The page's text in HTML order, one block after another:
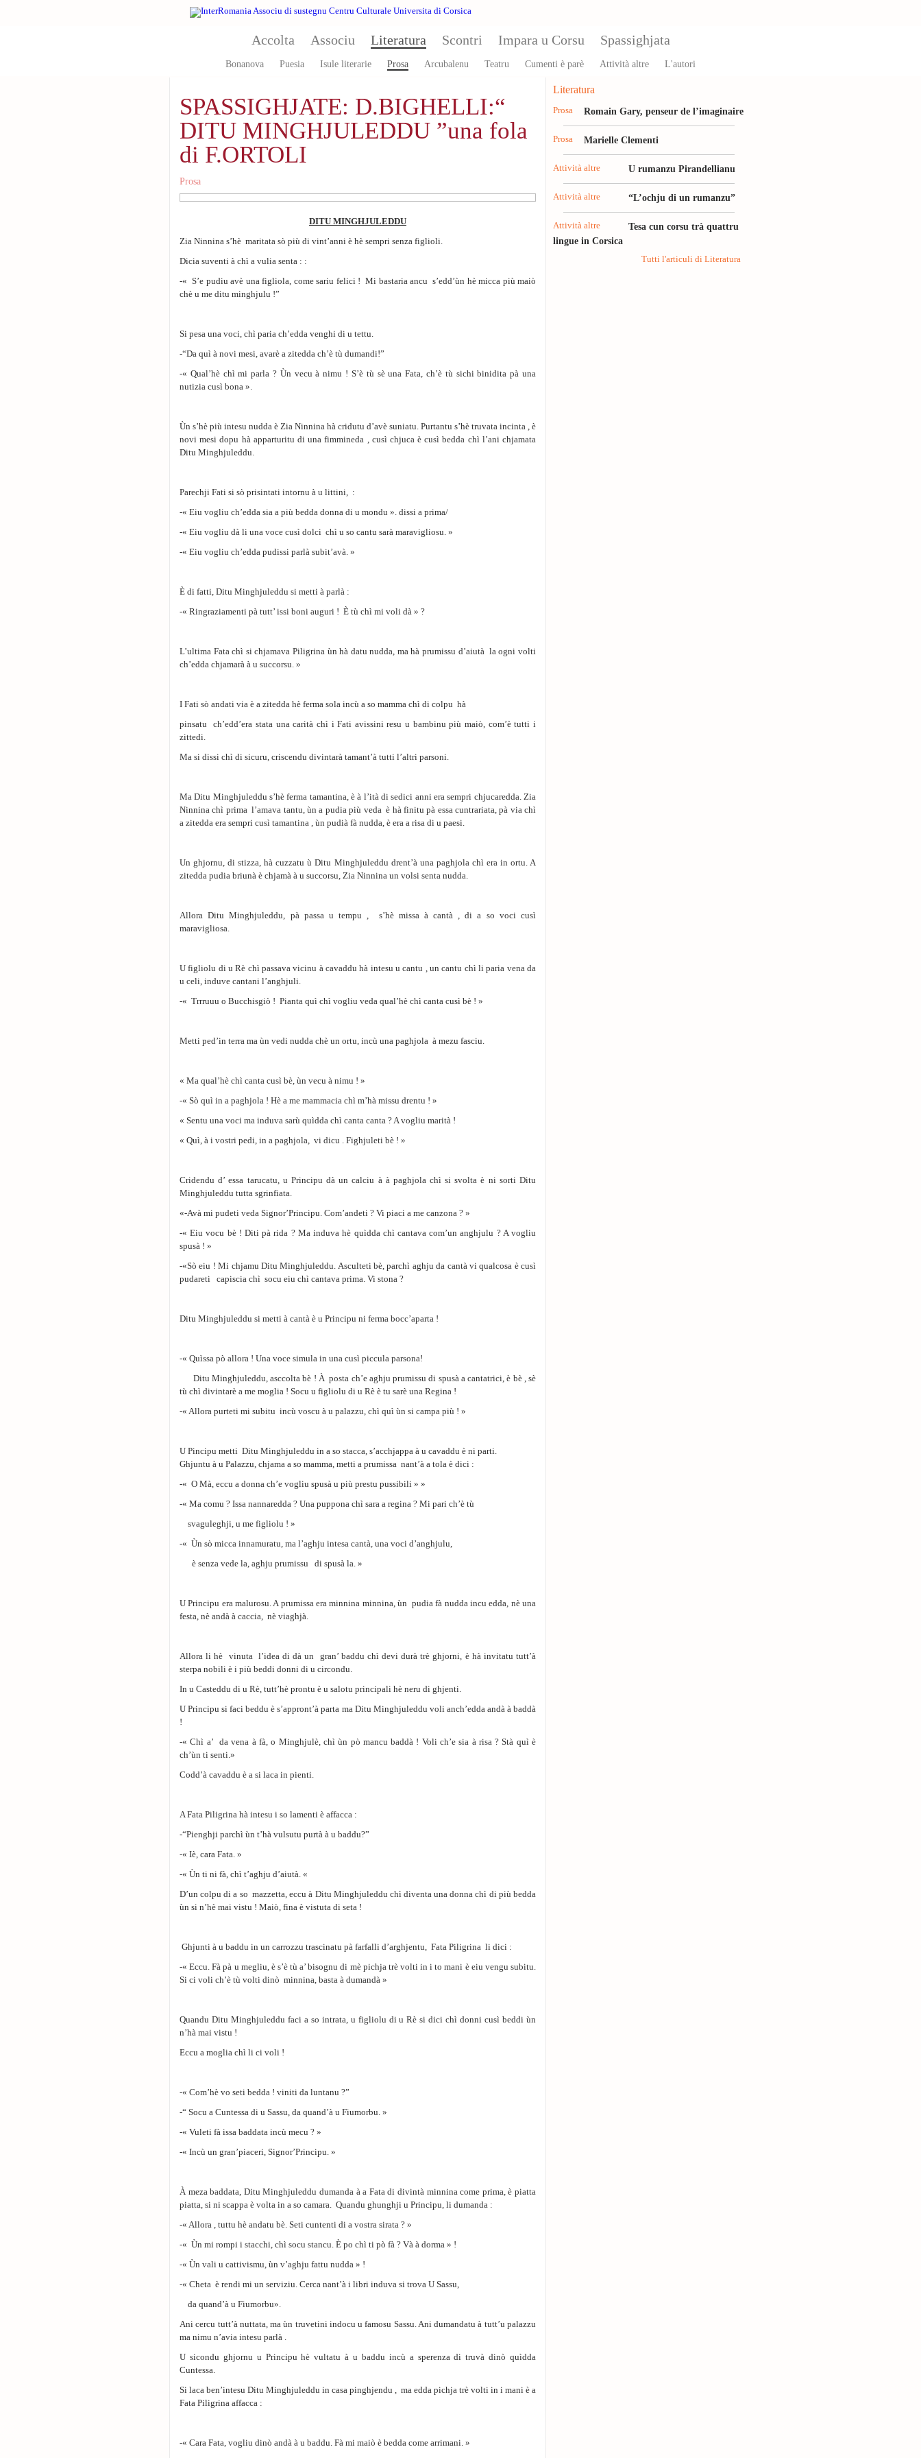
Accolta Associu Literatura
Bonanova Puesia Isule literarie Prosa Arcubalenu Teatru Cumenti è parè Attività altre L'autori
Scontri Impara u Corsu Spassighjata
SPASSIGHJATE: D.BIGHELLI:“
DITU MINGHJULEDDU ”una fola
di F.ORTOLI
Prosa
DITU MINGHJULEDDU
Zia Ninnina s’hè maritata sὸ più di vint’anni è hè sempri senza figlioli.
Dicia suventi à chì a vulia senta : :
-« S’e pudiu avè una figliola, come sariu felici ! Mi bastaria ancu s’edd’ùn hè micca più maiὸ
chè u me ditu minghjulu !”
Si pesa una voci, chì paria ch’edda venghi di u tettu.
-“Da quì à novi mesi, avarè a zitedda ch’è tù dumandi!”
-« Qual’hè chì mi parla ? Ùn vecu à nimu ! S’è tù sè una Fata, ch’è tù sichi binidita pà una
nutizia cusì bona ».
Ùn s’hè più intesu nudda è Zia Ninnina hà cridutu d’avè suniatu. Purtantu s’hè truvata incinta , è
novi mesi dopu hà apparturitu di una fimmineda , cusì chjuca è cusì bedda chì l’ani chjamata
Ditu Minghjuleddu.
Parechji Fati si sὸ prisintati intornu à u littini, :
-« Eiu vogliu ch’edda sia a più bedda donna di u mondu ». dissi a prima/
-« Eiu vogliu dà li una voce cusì dolci chì u so cantu sarà maravigliosu. »
-« Eiu vogliu ch’edda pudissi parlà subit’avà. »
Ѐ di fatti, Ditu Minghjuleddu si metti à parlà :
-« Ringraziamenti pà tutt’ issi boni auguri ! È tù chì mi voli dà » ?
L’ultima Fata chì si chjamava Piligrina ùn hà datu nudda, ma hà prumissu d’aiutà la ogni volti
ch’edda chjamarà à u succorsu. »
I Fati sὸ andati via è a zitedda hè ferma sola incù a so mamma chì di colpu hà
pinsatu ch’edd’era stata una carità chì i Fati avissini resu u bambinu più maiὸ, com’è tutti i
zittedi.
Ma si dissi chì di sicuru, criscendu divintarà tamant’à tutti l’altri parsoni.
Ma Ditu Minghjuleddu s’hè ferma tamantina, è à l’ità di sedici anni era sempri chjucaredda. Zia
Ninnina chì prima l’amava tantu, ùn a pudia più veda è hà finitu pà essa cuntrariata, pà via chì
a zitedda era sempri cusì tamantina , ùn pudià fà nudda, è era a risa di u paesi.
Un ghjornu, di stizza, hà cuzzatu ù Ditu Minghjuleddu drent’à una paghjola chì era in ortu. A
zitedda pudia briunà è chjamà à u succorsu, Zia Ninnina un volsi senta nudda.
Allora Ditu Minghjuleddu, pà passa u tempu , s’hè missa à cantà , di a so voci cusì
maravigliosa.
U figliolu di u Rè chì passava vicinu à cavaddu hà intesu u cantu , un cantu chì li paria vena da
u celi, induve cantani l’anghjuli.
-« Trrruuu o Bucchisgiò ! Pianta quì chì vogliu veda qual’hè chì canta cusì bè ! »
Metti ped’in terra ma ùn vedi nudda chè un ortu, incù una paghjola à mezu fasciu.
« Ma qual’hè chì canta cusì bè, ùn vecu à nimu ! »
-« Sὸ quì in a paghjola ! Hè a me mammacia chì m’hà missu drentu ! »
« Sentu una voci ma induva sarù quìdda chì canta canta ? A vogliu marità !
« Quì, à i vostri pedi, in a paghjola, vi dicu . Fighjuleti bè ! »
Cridendu d’ essa tarucatu, u Principu dà un calciu à à paghjola chì si svolta è ni sorti Ditu
Minghjuleddu tutta sgrinfiata.
«-Avà mi pudeti veda Signor’Principu. Com’andeti ? Vi piaci a me canzona ? »
-« Eiu vocu bè ! Diti pà rida ? Ma induva hè quìdda chì cantava com’un anghjulu ? A vogliu
spusà ! »
-«Sò eiu ! Mi chjamu Ditu Minghjuleddu. Asculteti bè, parchì aghju da cantà vi qualcosa è cusì
pudareti capiscia chì socu eiu chì cantava prima. Vi stona ?
Ditu Minghjuleddu si metti à cantà è u Principu ni ferma bocc’aparta !
-« Quìssa pò allora ! Una voce simula in una cusì piccula parsona!
Ditu Minghjuleddu, asccolta bè ! À posta ch’e aghju prumissu di spusà a cantatrici, è bè , sè
tù chì divintarè a me moglia ! Socu u figliolu di u Rè è tu sarè una Regina !
-« Allora purteti mi subitu incù voscu à u palazzu, chì quì ùn si campa più ! »
U Pincipu metti Ditu Minghjuleddu in a so stacca, s’acchjappa à u cavaddu è ni parti.
Ghjuntu à u Palazzu, chjama a so mamma, metti a prumissa nant’à a tola è dici :
-« O Mà, eccu a donna ch’e vogliu spusà u più prestu pussibili » »
-« Ma comu ? Issa nannaredda ? Una puppona chì sara a regina ? Mi pari ch’è tù
svaguleghji, u me figliolu ! »
-« Ùn sὸ micca innamuratu, ma l’aghju intesa cantà, una voci d’anghjulu,
è senza vede la, aghju prumissu di spusà la. »
U Principu era malurosu. A prumissa era minnina minnina, ùn pudia fà nudda incu edda, nè una
festa, nè andà à caccia, nè viaghjà.
Allora li hè vinuta l’idea di dà un gran’ baddu chì devi durà trè ghjorni, è hà invitatu tutt’à
sterpa nobili è i più beddi donni di u circondu.
In u Casteddu di u Rè, tutt’hè prontu è u salotu principali hè neru di ghjenti.
U Principu si faci beddu è s’appront’à parta ma Ditu Minghjuleddu voli anch’edda andà à baddà
!
-« Chì a’ da vena à fà, o Minghjulè, chì ùn pὸ mancu baddà ! Voli ch’e sia à risa ? Stà quì è
ch’ùn ti senti.»
Codd’à cavaddu è a si laca in pienti.
A Fata Piligrina hà intesu i so lamenti è affacca :
-“Pienghji parchì ùn t’hà vulsutu purtà à u baddu?”
-« Iè, cara Fata. »
-« Ùn ti ni fà, chì t’aghju d’aiutà. «
D’un colpu di a so mazzetta, eccu à Ditu Minghjuleddu chì diventa una donna chì di più bedda
ùn si n’hè mai vistu ! Maiὸ, fina è vistuta di seta !
Ghjunti à u baddu in un carrozzu trascinatu pà farfalli d’arghjentu, Fata Piligrina li dici :
-« Eccu. Fà pà u megliu, è s’è tù a’ bisognu di mè pichja trè volti in i to mani è eiu vengu subitu.
Si ci voli ch’è tù volti dinò minnina, basta à dumandà »
Quandu Ditu Minghjuleddu faci a so intrata, u figliolu di u Rè si dici chì donni cusì beddi ùn
n’hà mai vistu !
Eccu a moglia chì li ci voli !
-« Com’hè vo seti bedda ! viniti da luntanu ?”
-“ Socu a Cuntessa di u Sassu, da quand’à u Fiumorbu. »
-« Vuleti fà issa baddata incù mecu ? »
-« Incù un gran’piaceri, Signor’Principu. »
À meza baddata, Ditu Minghjuleddu dumanda à a Fata di divintà minnina come prima, è piatta
piatta, si ni scappa è volta in a so camara. Quandu ghunghji u Principu, li dumanda :
-« Allora , tuttu hè andatu bè. Seti cuntenti di a vostra sirata ? »
-« Ùn mi rompi i stacchi, chì socu stancu. È po chì ti pò fà ? Và à dorma » !
-« Ùn vali u cattivismu, ùn v’aghju fattu nudda » !
-« Cheta è rendi mi un serviziu. Cerca nant’à i libri induva si trova U Sassu,
da quand’à u Fiumorbu».
Ani cercu tutt’à nuttata, ma ùn truvetini indocu u famosu Sassu. Ani dumandatu à tutt’u palazzu
ma nimu n’avia intesu parlà .
U sicondu ghjornu u Principu hè vultatu à u baddu incù a sperenza di truvà dinò quìdda
Cuntessa.
Si laca ben’intesu Ditu Minghjuleddu in casa pinghjendu , ma edda pichja trè volti in i mani è a
Fata Piligrina affacca :
-« Cara Fata, vogliu dinò andà à u baddu. Fà mi maiò è bedda come arrimani. »
Literatura
Prosa Romain Gary, penseur de l’imaginaire
Prosa Marielle Clementi
Attività altre U rumanzu Pirandellianu
Attività altre “L’ochju di un rumanzu”
Attività altre
Tesa cun corsu trà quattru
lingue in Corsica
Tutti l'articuli di Literatura